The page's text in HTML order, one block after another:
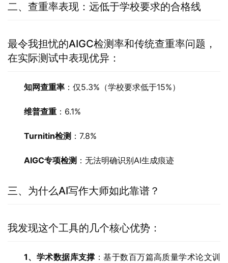
二、查重率表现：远低于学校要求的合格线
最令我担忧的AIGC检测率和传统查重率问题，
在实际测试中表现优异：
知网查重率 ：仅5.3%（学校要求低于15%）
维普查重 ：6.1%
Turnitin检测 ：7.8%
AIGC专项检测 ：无法明确识别AI生成痕迹
三、为什么AI写作大师如此靠谱？
我发现这个工具的几个核心优势：
1、学术数据库支撑 ：基于数百万篇高质量学术论文训